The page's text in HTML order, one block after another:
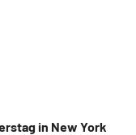
in New York